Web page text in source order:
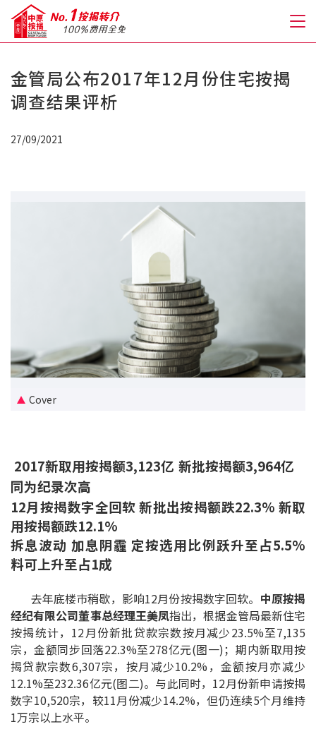
关于我们
中原按揭标签优惠
推荐齐齐友赏
按揭计算
转按计算
置业预算
工商铺按揭计算
印花税计算
免费物业估价
下载中心
金管局公布2017年12月份住宅按揭
调查结果评析
27/09/2021
Cover
2017新取用按揭额3,123亿 新批按揭额3,964亿
同为纪录次高
12月按揭数字全回软 新批出按揭额跌22.3% 新取
用按揭额跌12.1%
拆息波动 加息阴霾 定按选用比例跃升至占5.5%
料可上升至占1成
去年底楼巿稍歇，影响12月份按揭数字回软。 中原按揭
经纪有限公司董事总经理王美凤指出，根据金管局最新住宅
按揭统计，12月份新批贷款宗数按月减少23.5%至7,135
宗，金额同步回落22.3%至278亿元(图一)；期内新取用按
揭贷款宗数6,307宗，按月减少10.2%，金额按月亦减少
12.1%至232.36亿元(图二)。与此同时，12月份新申请按揭
数字10,520宗，较11月份减少14.2%，但仍连续5个月维持
1万宗以上水平。